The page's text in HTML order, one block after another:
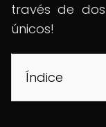
través de
únicos!
Índice